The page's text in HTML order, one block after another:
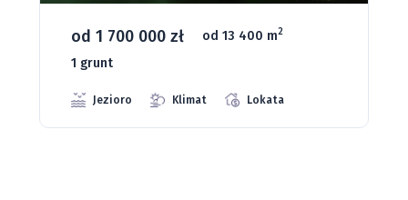
od 93 280 zł od 1075 m 2 66 grunt